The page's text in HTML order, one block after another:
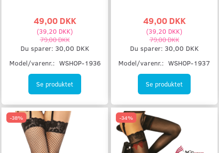
49,00 DKK
(39,20 DKK)
79,00 DKK
Du sparer: 30,00 DKK
Model/varenr.: WSHOP-1936
Se produktet
49,00 DKK
(39,20 DKK)
79,00 DKK
Du sparer: 30,00 DKK
Model/varenr.: WSHOP-1937
Se produktet
-38% -34%